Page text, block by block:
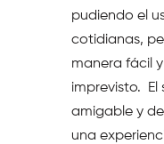
pudiendo el
cotidianas,
manera fácil
imprevisto.
amigable y
una